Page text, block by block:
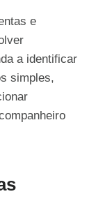
e
a identificar
simples,